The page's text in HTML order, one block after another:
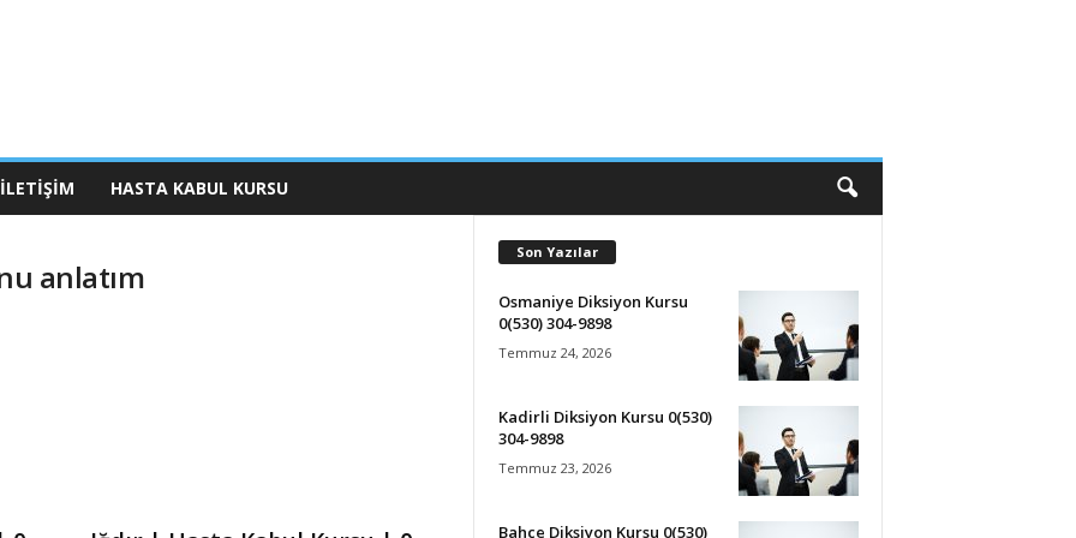
İLETIŞIM HASTA KABUL KURSU
anlatım
Son Yazılar
Osmaniye Diksiyon Kursu
0(530) 304-9898
Temmuz 24, 2026
Kadirli Diksiyon Kursu 0(530)
304-9898
Temmuz 23, 2026
Bahçe Diksiyon Kursu 0(530)